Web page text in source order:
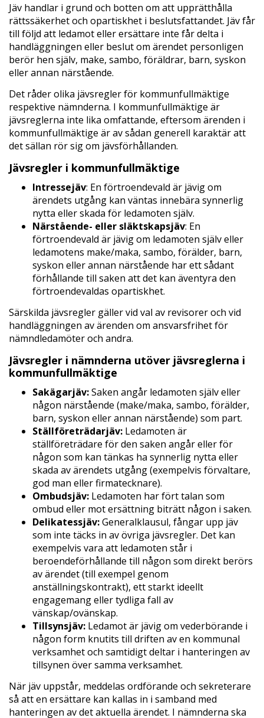
Jäv handlar i grund och botten om att upprätthålla
rättssäkerhet och opartiskhet i beslutsfattandet. Jäv får
till följd att ledamot eller ersättare inte får delta i
handläggningen eller beslut om ärendet personligen
berör hen själv, make, sambo, föräldrar, barn, syskon
eller annan närstående.
Det råder olika jävsregler för kommunfullmäktige
respektive nämnderna. I kommunfullmäktige är
jävsreglerna inte lika omfattande, eftersom ärenden i
kommunfullmäktige är av sådan generell karaktär att
det sällan rör sig om jävsförhållanden.
Jävsregler i kommunfullmäktige
Intressejäv: En förtroendevald är jävig om
ärendets utgång kan väntas innebära synnerlig
nytta eller skada för ledamoten själv.
Närstående- eller släktskapsjäv: En
förtroendevald är jävig om ledamoten själv eller
ledamotens make/maka, sambo, förälder, barn,
syskon eller annan närstående har ett sådant
förhållande till saken att det kan äventyra den
förtroendevaldas opartiskhet.
Särskilda jävsregler gäller vid val av revisorer och vid
handläggningen av ärenden om ansvarsfrihet för
nämndledamöter och andra.
Jävsregler i nämnderna utöver jävsreglerna i
kommunfullmäktige
Sakägarjäv:Saken angår ledamoten själv eller
någon närstående (make/maka, sambo, förälder,
barn, syskon eller annan närstående) som part.
Ställföreträdarjäv: Ledamoten är
ställföreträdare för den saken angår eller för
någon som kan tänkas ha synnerlig nytta eller
skada av ärendets utgång (exempelvis förvaltare,
god man eller firmatecknare).
Ombudsjäv: Ledamoten har fört talan som
ombud eller mot ersättning biträtt någon i saken.
Delikatessjäv:Generalklausul, fångar upp jäv
som inte täcks in av övriga jävsregler. Det kan
exempelvis vara att ledamoten står i
beroendeförhållande till någon som direkt berörs
av ärendet (till exempel genom
anställningskontrakt), ett starkt ideellt
engagemang eller tydliga fall av
vänskap/ovänskap.
Tillsynsjäv: Ledamot är jävig om vederbörande i
någon form knutits till driften av en kommunal
verksamhet och samtidigt deltar i hanteringen av
tillsynen över samma verksamhet.
När jäv uppstår, meddelas ordförande och sekreterare
så att en ersättare kan kallas in i samband med
hanteringen av det aktuella ärendet. I nämnderna ska